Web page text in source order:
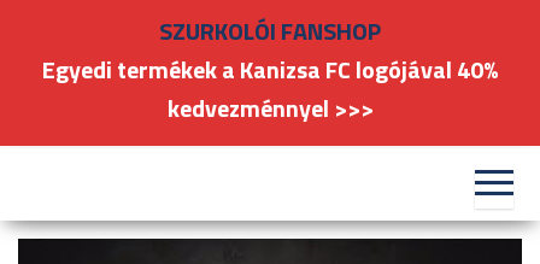
FC
#kanizsafoci
SZURKOLÓI FANSHOP
Egyedi termékek a Kanizsa FC logójával 40%
kedvezménnyel >>>